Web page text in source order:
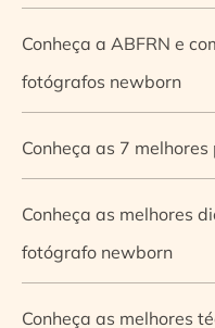
Conheça a ABFRN e
fotógrafos newborn
Conheça as 7
Conheça as melhores
fotógrafo newborn
Conheça as melhores